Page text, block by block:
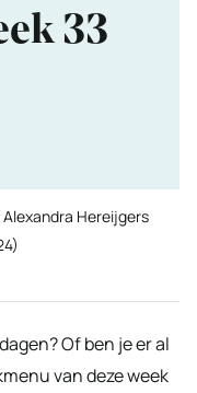
33
Alexandra Hereijgers
)
Of ben je er al
van deze week